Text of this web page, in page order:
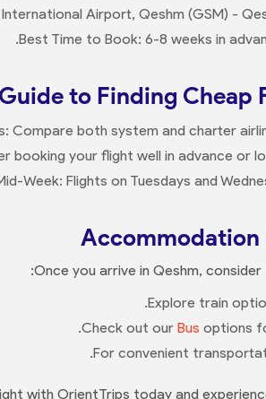
Airport, Qeshm (GSM) -
Best Time to Book: 6-8 weeks in
Guide to Finding Cheap
Compare both system and charter
booking your flight well in advance or
Week: Flights on Tuesdays and
Accommodation
Once you arrive in Qeshm,
Explore train
Check out our Bus options
For convenient
with OrientTrips today and